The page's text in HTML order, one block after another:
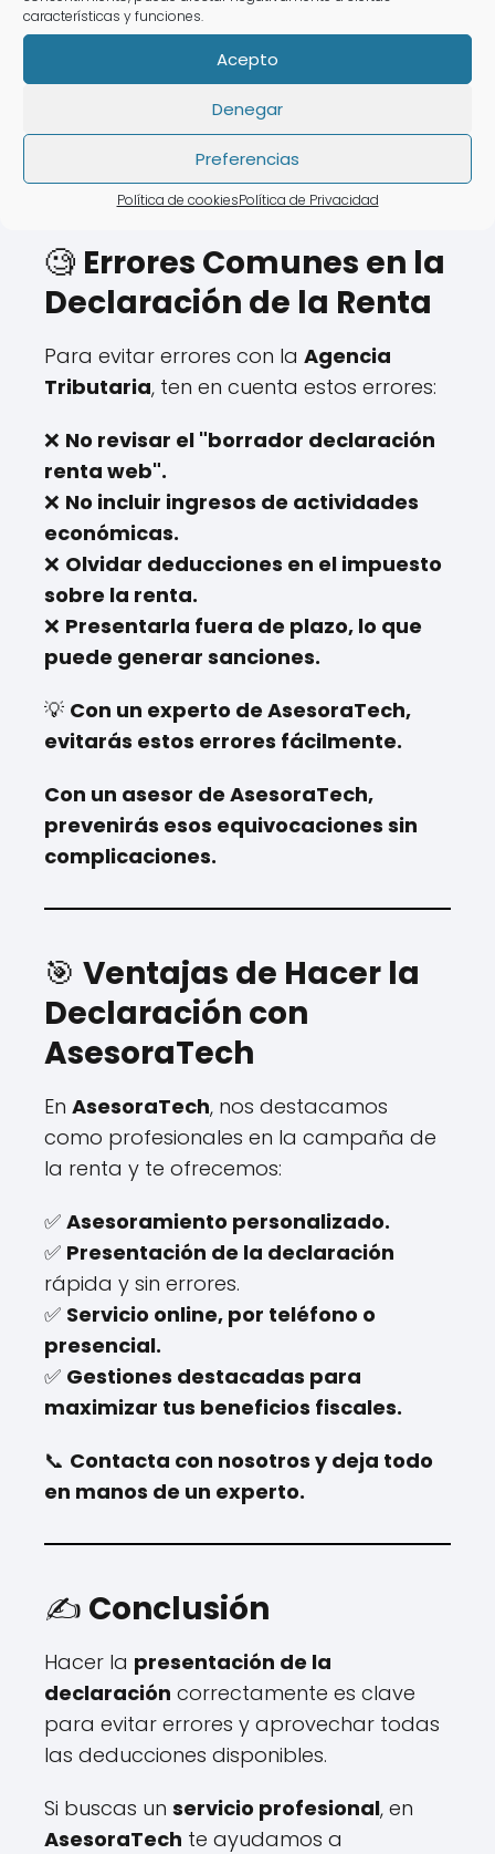
características y funciones.
Acepto
Denegar
Preferencias
Política de cookiesPolítica de Privacidad
❌ Tiempo de espera elevado.
💡 ConAsesoraTeches posible hacer tu
declaración de la renta sin salir de
🧐 Errores Comunes en la
Declaración de la Renta
Para evitar errores con la Agencia
Tributaria, ten en cuenta estos errores:
❌ No revisar el "borrador declaración
renta web".
❌ No incluir ingresos de actividades
económicas.
❌ Olvidar deducciones en el impuesto
sobre la renta.
❌ Presentarla fuera de plazo, lo que
puede generar sanciones.
💡 Con un experto de AsesoraTech,
evitarás estos errores fácilmente.
Con un asesor de AsesoraTech,
prevenirás esos equivocaciones sin
complicaciones.
🎯 Ventajas de Hacer la
Declaración con
AsesoraTech
En AsesoraTech, nos destacamos
como profesionales en la campaña de
la renta y te ofrecemos:
✅ Asesoramiento personalizado.
✅ Presentación de la declaración
rápida y sin errores.
✅ Servicio online, por teléfono o
presencial.
✅ Gestiones destacadas para
maximizar tus beneficios fiscales.
📞 Contacta con nosotros y deja todo
en manos de un experto.
✍️ Conclusión
Hacer la presentación de la
declaración correctamente es clave
para evitar errores y aprovechar todas
las deducciones disponibles.
Si buscas un servicio profesional, en
AsesoraTech te ayudamos a